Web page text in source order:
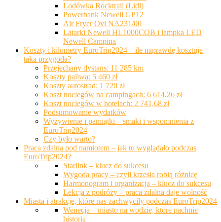
Lodówka Rocktrail (Lidl)
Powerbank Newell GP12
Air Fryer Ovi NA231/00
Latarki Newell HL1000COB i lampka LED
Newell Campina
Koszty i kilometry EuroTrip2024 – ile naprawdę kosztuje
taka przygoda?
Przejechany dystans: 11 285 km
Koszty paliwa: 5 460 zł
Koszty autostrad: 1 720 zł
Koszt noclegów na campingach: 6 614,26 zł
Koszt noclegów w hotelach: 2 741,68 zł
Podsumowanie wydatków
Wyżywienie i pamiątki – smaki i wspomnienia z
EuroTrip2024
Czy było warto?
Praca zdalna pod namiotem – jak to wyglądało podczas
EuroTrip2024?
Starlink – klucz do sukcesu
Wygoda pracy – czyli krzesła robią różnicę
Harmonogram i organizacja – klucz do sukcesu
Lekcja z podróży – praca zdalna daje wolność
Miasta i atrakcje, które nas zachwyciły podczas EuroTrip2024
Wenecja – miasto na wodzie, które pachnie
historią